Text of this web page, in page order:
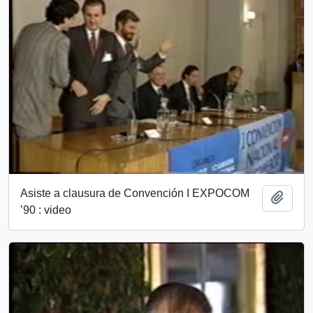
Asiste a clausura de Convención I EXPOCOM
’90 : video